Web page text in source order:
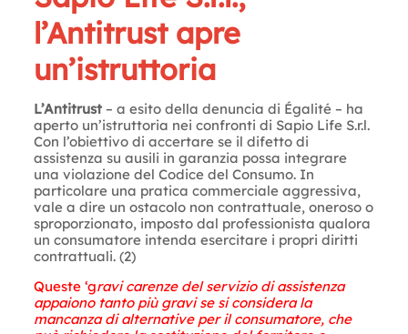
l’Antitrust apre
un’istruttoria
L’Antitrust – a esito della denuncia di Égalité – ha
aperto un’istruttoria nei confronti di Sapio Life S.r.l.
Con l’obiettivo di accertare se il difetto di
assistenza su ausili in garanzia possa integrare
una violazione del Codice del Consumo. In
particolare una pratica commerciale aggressiva,
vale a dire un ostacolo non contrattuale, oneroso o
sproporzionato, imposto dal professionista qualora
un consumatore intenda esercitare i propri diritti
contrattuali. (2)
Queste ‘gravi carenze del servizio di assistenza
appaiono tanto più gravi se si considera la
mancanza di alternative per il consumatore, che